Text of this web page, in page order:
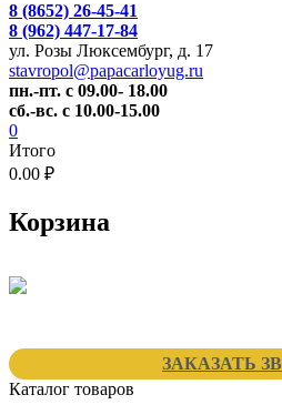
8 (8652) 26-45-41
8 (962) 447-17-84
ул. Розы Люксембург, д. 17
stavropol@papacarloyug.ru
пн.-пт. с 09.00- 18.00
сб.-вс. с 10.00-15.00
0
Итого
0.00 ₽
Корзина
ЗАКАЗАТЬ
Каталог товаров